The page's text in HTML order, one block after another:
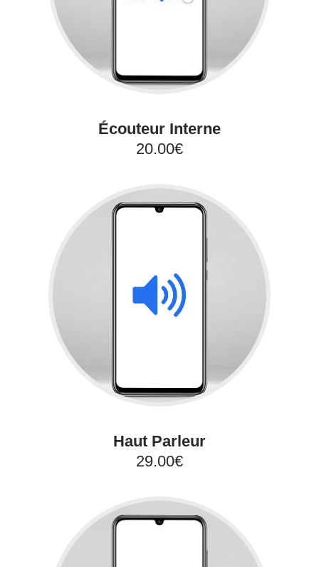
Écouteur Interne
20.00€
Haut Parleur
29.00€